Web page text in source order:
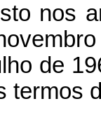
nos
de
termos